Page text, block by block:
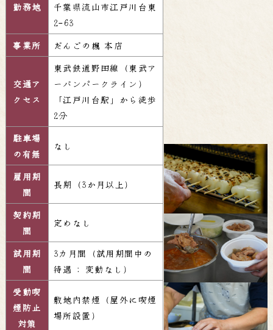
勤務地
千葉県流山市江戸川台東
2-63
事業所
だんごの楓 本店
交通ア
クセス
東武鉄道野田線（東武ア
ーバンパークライン）
「江戸川台駅」から徒歩
2分
駐車場
の有無
なし
雇用期
間
長期（3か月以上）
契約期
間
定めなし
試用期
間
3カ月間（試用期間中の
待遇 : 変動なし）
受動喫
煙防止
対策
敷地内禁煙（屋外に喫煙
場所設置）